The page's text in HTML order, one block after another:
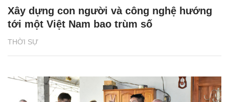
THỜI SỰ
Xây dựng con người và công nghệ hướng
tới một Việt Nam bao trùm số